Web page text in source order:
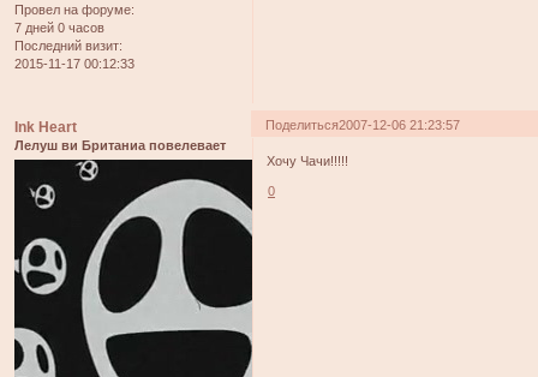
Провел на форуме:
7 дней 0 часов
Последний визит:
2015-11-17 00:12:33
Поделиться2007-12-06 21:23:57
Ink Heart
Лелуш ви Британиа повелевает
Хочу Чачи!!!!!
0